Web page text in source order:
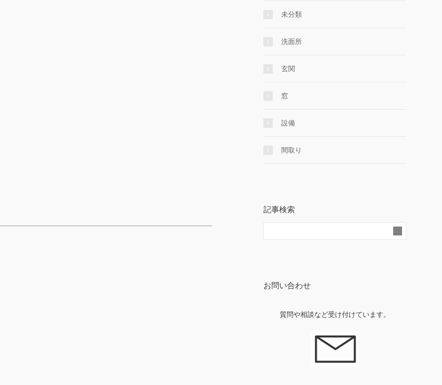
未分類
洗面所
玄関
窓
設備
間取り
記事検索
お問い合わせ
質問や相談など受け付けています。